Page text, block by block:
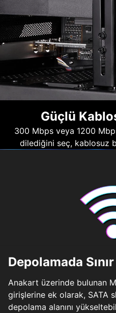
Güçlü
300 Mbps veya 1200
dilediğini seç, kablosuz
Depolamada
Anakart üzerinde bulunan
girişlerine ek olarak, SATA
depolama alanını